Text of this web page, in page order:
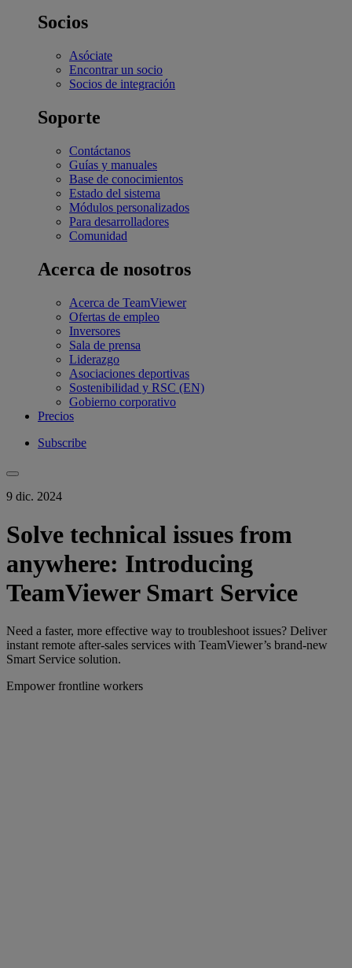
Socios
Asóciate
Encontrar un socio
Socios de integración
Soporte
Contáctanos
Guías y manuales
Base de conocimientos
Estado del sistema
Módulos personalizados
Para desarrolladores
Comunidad
Acerca de nosotros
Acerca de TeamViewer
Ofertas de empleo
Inversores
Sala de prensa
Liderazgo
Asociaciones deportivas
Sostenibilidad y RSC (EN)
Gobierno corporativo
Precios
Subscribe
9 dic. 2024
Solve technical issues from
anywhere: Introducing
TeamViewer Smart Service
Need a faster, more effective way to troubleshoot issues? Deliver
instant remote after-sales services with TeamViewer’s brand-new
Smart Service solution.
Empower frontline workers